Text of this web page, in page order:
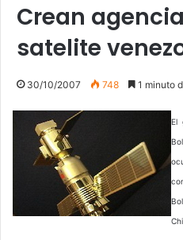
Crean
satelite
30/10/2007 748 1 minuto
El